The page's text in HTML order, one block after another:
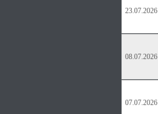
23.07.2026
08.07.2026
07.07.2026